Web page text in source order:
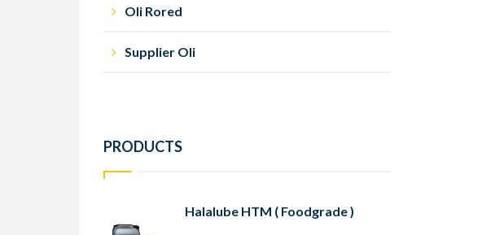
Oli Rored
Supplier Oli
PRODUCTS
Halalube HTM ( Foodgrade )